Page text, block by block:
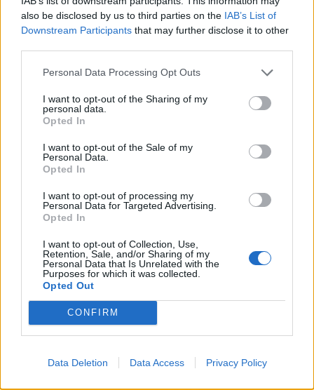
also be disclosed by us to third parties on the IAB’s List of
Downstream Participants that may further disclose it to other
Personal Data Processing Opt Outs
I want to opt-out of the Sharing of my
personal data.
Opted In
I want to opt-out of the Sale of my
Personal Data.
Opted In
I want to opt-out of processing my
Personal Data for Targeted Advertising.
Opted In
I want to opt-out of Collection, Use,
Retention, Sale, and/or Sharing of my
Personal Data that Is Unrelated with the
Purposes for which it was collected.
Opted Out
CONFIRM
Data Deletion Data Access Privacy Policy
Εγγραφή στο newsletter
Αποδέχομαι τους
και την πολιτική απορρήτου
X